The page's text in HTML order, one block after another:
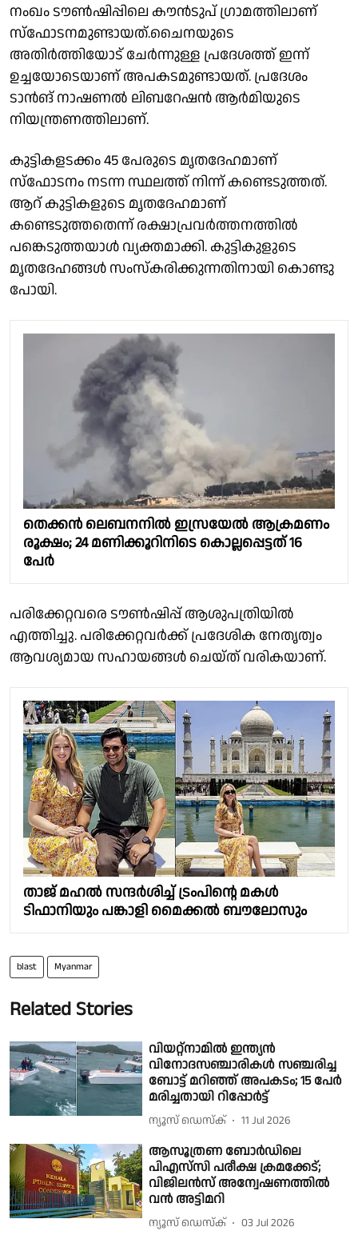
നംഖം ടൗണ്‍ഷിപ്പിലെ കൗന്‍ടുപ് ഗ്രാമത്തിലാണ്
സ്‌ഫോടനമുണ്ടായത്.ചൈനയുടെ
അതിര്‍ത്തിയോട് ചേര്‍ന്നുള്ള പ്രദേശത്ത് ഇന്ന്
ഉച്ചയോടെയാണ് അപകടമുണ്ടായത്. പ്രദേശം
ടാന്‍ങ് നാഷണല്‍ ലിബറേഷന്‍ ആര്‍മിയുടെ
നിയന്ത്രണത്തിലാണ്.
കുട്ടികളടക്കം 45 പേരുടെ മൃതദേഹമാണ്
സ്‌ഫോടനം നടന്ന സ്ഥലത്ത് നിന്ന് കണ്ടെടുത്തത്.
ആറ് കുട്ടികളുടെ മൃതദേഹമാണ്
കണ്ടെടുത്തതെന്ന് രക്ഷാപ്രവര്‍ത്തനത്തില്‍
പങ്കെടുത്തയാള്‍ വ്യക്തമാക്കി. കുട്ടികുളുടെ
മൃതദേഹങ്ങള്‍ സംസ്‌കരിക്കുന്നതിനായി കൊണ്ടു
പോയി.
തെക്കന്‍ ലെബനനിൽ ഇസ്രയേല്‍ ആക്രമണം
രൂക്ഷം; 24 മണിക്കൂറിനിടെ കൊല്ലപ്പെട്ടത് 16
പേർ
പരിക്കേറ്റവരെ ടൗണ്‍ഷിപ്പ് ആശുപത്രിയില്‍
എത്തിച്ചു. പരിക്കേറ്റവര്‍ക്ക് പ്രദേശിക നേതൃത്വം
ആവശ്യമായ സഹായങ്ങള്‍ ചെയ്ത് വരികയാണ്.
താജ് മഹല്‍ സന്ദർശിച്ച് ട്രംപിന്റെ മകൾ
ടിഫാനിയും പങ്കാളി മൈക്കൽ ബൗലോസും
blast Myanmar
Related Stories
വിയറ്റ്നാമിൽ ഇന്ത്യൻ
വിനോദസഞ്ചാരികൾ സഞ്ചരിച്ച
ബോട്ട് മറിഞ്ഞ് അപകടം; 15 പേര്‍
മരിച്ചതായി റിപ്പോര്‍ട്ട്
ന്യൂസ് ഡെസ്ക് 11 Jul 2026
ആസൂത്രണ ബോര്‍ഡിലെ
പിഎസ്‌സി പരീക്ഷ ക്രമക്കേട്;
വിജിലന്‍സ് അന്വേഷണത്തില്‍
വന്‍ അട്ടിമറി
ന്യൂസ് ഡെസ്ക് 03 Jul 2026